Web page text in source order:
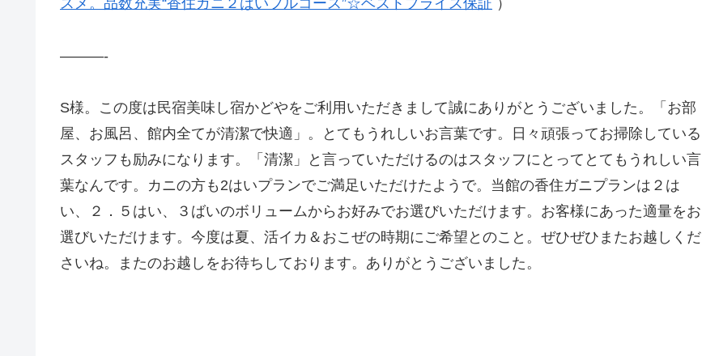
スメ。品数充実“香住ガニ２はいフルコース”☆ベストプライス保証 ）
———-
S様。この度は民宿美味し宿かどやをご利用いただきまして誠にありがとうございました。「お部
屋、お風呂、館内全てが清潔で快適」。とてもうれしいお言葉です。日々頑張ってお掃除している
スタッフも励みになります。「清潔」と言っていただけるのはスタッフにとってとてもうれしい言
葉なんです。カニの方も2はいプランでご満足いただけたようで。当館の香住ガニプランは２は
い、２．５はい、３ばいのボリュームからお好みでお選びいただけます。お客様にあった適量をお
選びいただけます。今度は夏、活イカ＆おこぜの時期にご希望とのこと。ぜひぜひまたお越しくだ
さいね。またのお越しをお待ちしております。ありがとうございました。